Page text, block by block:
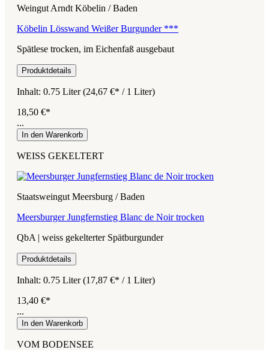
Weingut Arndt Köbelin / Baden
Köbelin Lösswand Weißer Burgunder ***
Spätlese trocken, im Eichenfaß ausgebaut
Produktdetails
Inhalt: 0.75 Liter(24,67 €* / 1 Liter)
18,50 €*
...
In den Warenkorb
WEISS GEKELTERT
Staatsweingut Meersburg / Baden
Meersburger Jungfernstieg Blanc de Noir trocken
QbA | weiss gekelterter Spätburgunder
Produktdetails
Inhalt: 0.75 Liter(17,87 €* / 1 Liter)
13,40 €*
...
In den Warenkorb
VOM BODENSEE